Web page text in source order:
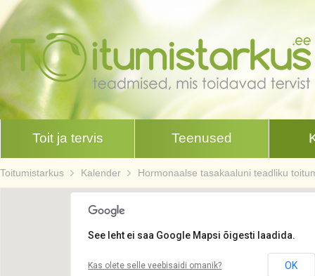
Toit ja tervis Teenused
Toitumistarkus Kalender Hormonaalse tasakaaluni teadliku
See leht ei saa Google Mapsi õigesti laadida.
Kas olete selle veebisaidi omanik? OK